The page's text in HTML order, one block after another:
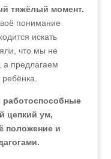
тяжёлый момент.
понимание
искать
что мы не
а предлагаем
ребёнка.
работоспособные
цепкий ум,
положение и